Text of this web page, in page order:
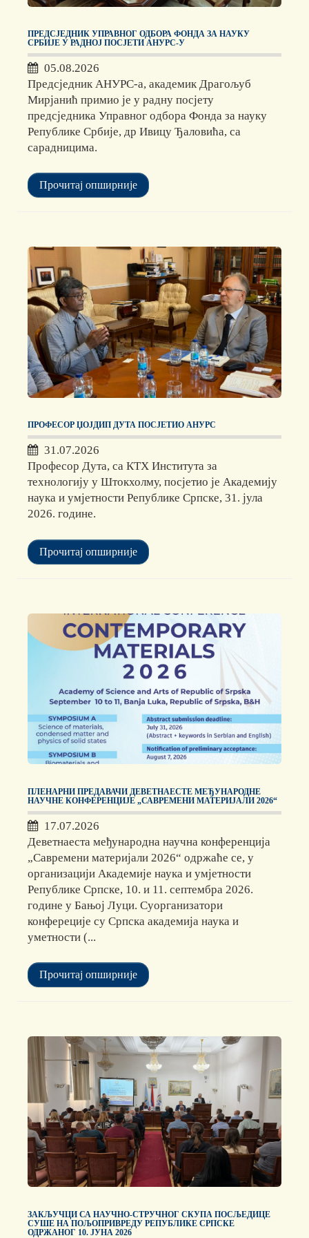
ПРЕДСЈЕДНИК УПРАВНОГ ОДБОРА ФОНДА ЗА НАУКУ
СРБИЈЕ У РАДНОЈ ПОСЈЕТИ АНУРС-У
05.08.2026
Предсједник АНУРС-а, академик Драгољуб
Мирјанић примио је у радну посјету
предсједника Управног одбора Фонда за науку
Републике Србије, др Ивицу Ђаловића, са
сарадницима.
Прочитај опширније
ПРОФЕСОР ЏОЈДИП ДУТА ПОСЈЕТИО АНУРС
31.07.2026
Професор Дута, са КТХ Института за
технологију у Штокхолму, посјетио је Академију
наука и умјетности Републике Српске, 31. јула
2026. године.
Прочитај опширније
ПЛЕНАРНИ ПРЕДАВАЧИ ДЕВЕТНАЕСТЕ МЕЂУНАРОДНЕ
НАУЧНЕ КОНФЕРЕНЦИЈЕ „САВРЕМЕНИ МАТЕРИЈАЛИ 2026“
17.07.2026
Деветнаеста међународна научна конференција
„Савремени материјали 2026“ одржаће се, у
организацији Академије наука и умјетности
Републике Српске, 10. и 11. септембра 2026.
године у Бањој Луци. Суорганизатори
конфереције су Српска академија наука и
уметности (...
Прочитај опширније
ЗАКЉУЧЦИ СА НАУЧНО-СТРУЧНОГ СКУПА ПОСЉЕДИЦЕ
СУШЕ НА ПОЉОПРИВРЕДУ РЕПУБЛИКЕ СРПСКЕ
ОДРЖАНОГ 10. ЈУНА 2026